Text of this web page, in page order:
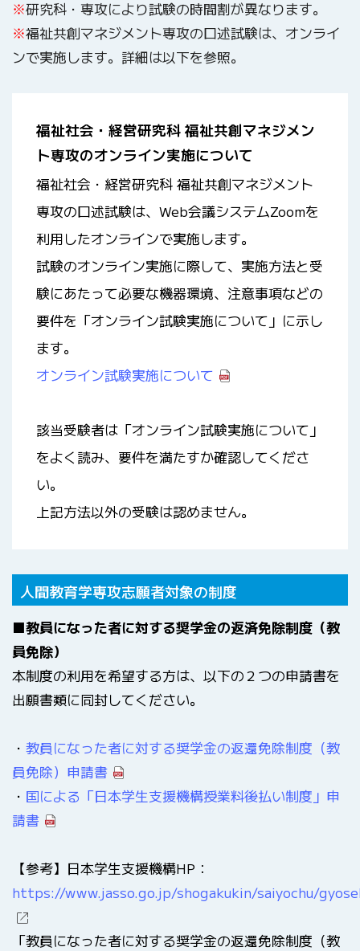
※研究科・専攻により試験の時間割が異なります。
※福祉共創マネジメント専攻の口述試験は、オンライ
ンで実施します。詳細は以下を参照。
福祉社会・経営研究科 福祉共創マネジメン
ト専攻のオンライン実施について
福祉社会・経営研究科 福祉共創マネジメント
専攻の口述試験は、Web会議システムZoomを
利用したオンラインで実施します。
試験のオンライン実施に際して、実施方法と受
験にあたって必要な機器環境、注意事項などの
要件を「オンライン試験実施について」に示し
ます。
オンライン試験実施について
該当受験者は「オンライン試験実施について」
をよく読み、要件を満たすか確認してくださ
い。
上記方法以外の受験は認めません。
人間教育学専攻志願者対象の制度
■教員になった者に対する奨学金の返済免除制度（教
員免除）
本制度の利用を希望する方は、以下の２つの申請書を
出願書類に同封してください。
・ 教員になった者に対する奨学金の返還免除制度（教
員免除）申請書
・ 国による「日本学生支援機構授業料後払い制度」申
請書
【参考】日本学生支援機構HP：
https://www.jasso.go.jp/shogakukin/saiyochu/
「教員になった者に対する奨学金の返還免除制度（教